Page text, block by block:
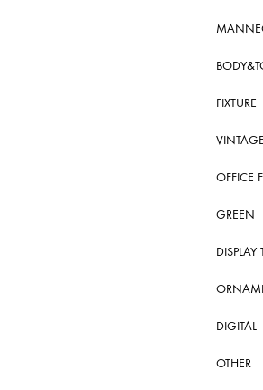
FIXTURE
VINTAGE
OFFICE
GREEN
DISPLAY
DIGITAL
OTHER